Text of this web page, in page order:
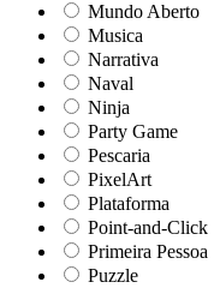
Mundo Aberto
Musica
Narrativa
Naval
Ninja
Party Game
Pescaria
PixelArt
Plataforma
Point-and-Click
Primeira Pessoa
Puzzle